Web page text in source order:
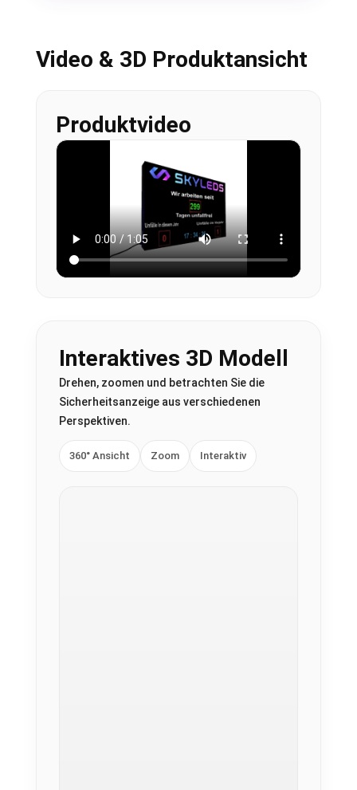
Video & 3D Produktansicht
Produktvideo
Interaktives 3D Modell
Drehen, zoomen und betrachten Sie die
Sicherheitsanzeige aus verschiedenen
Perspektiven.
360° Ansicht Zoom Interaktiv